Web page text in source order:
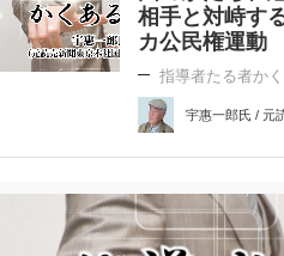
相手と対峙す
カ公民権運動
指導者たる者か
宇惠一郎氏 / 元